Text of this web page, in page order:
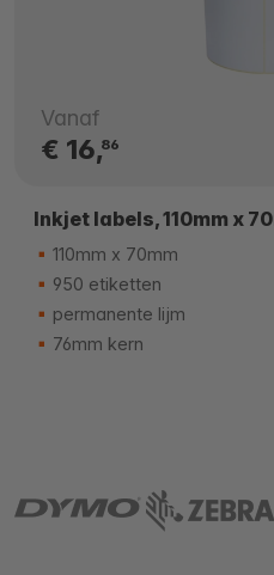
Vanaf
€ 16,86
Inkjet labels, 110mm x
110mm x 70mm
950 etiketten
permanente lijm
76mm kern